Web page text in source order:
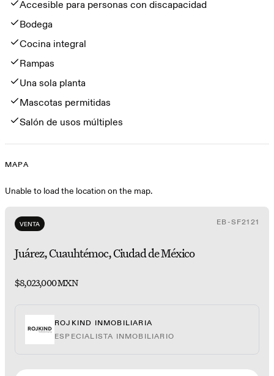
Accesible para personas con discapacidad
Bodega
Cocina integral
Rampas
Una sola planta
Mascotas permitidas
Salón de usos múltiples
Mapa
MAPA
Unable to load the location on the map.
VENTA EB-SF2121
Juárez, Cuauhtémoc, Ciudad de México
$8,023,000 MXN
ROJKIND INMOBILIARIA
ESPECIALISTA INMOBILIARIO